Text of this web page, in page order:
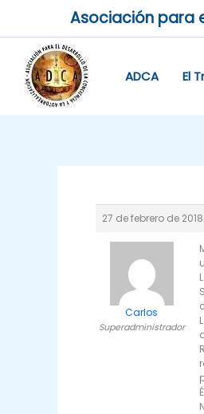
contenido
Asociación para
ADCA El
27 de febrero de
Carlos
Superadministrador